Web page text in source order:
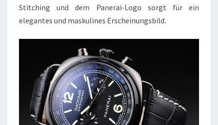
Stitching und dem Panerai-Logo sorgt für ein
elegantes und maskulines Erscheinungsbild.